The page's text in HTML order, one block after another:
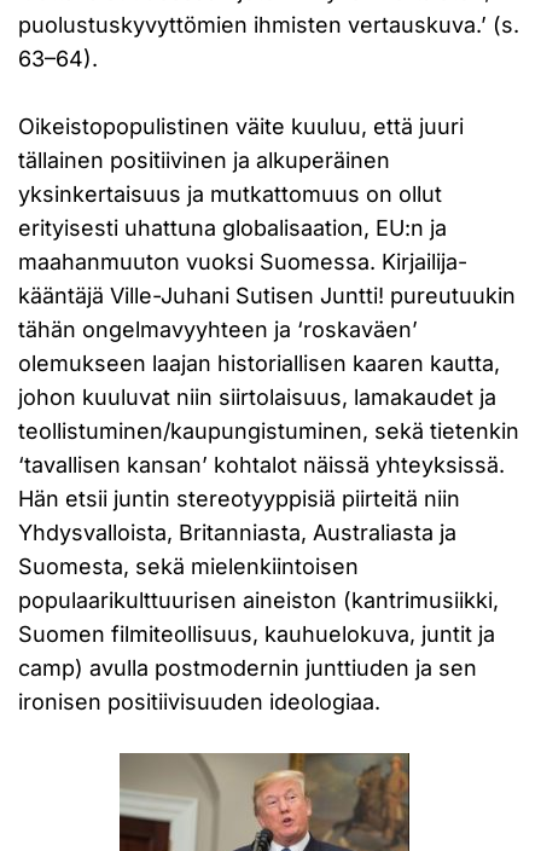
puolustuskyvyttömien ihmisten vertauskuva.’ (s.
63–64).
Oikeistopopulistinen väite kuuluu, että juuri
tällainen positiivinen ja alkuperäinen
yksinkertaisuus ja mutkattomuus on ollut
erityisesti uhattuna globalisaation, EU:n ja
maahanmuuton vuoksi Suomessa. Kirjailija-
kääntäjä Ville-Juhani Sutisen Juntti! pureutuukin
tähän ongelmavyyhteen ja ‘roskaväen’
olemukseen laajan historiallisen kaaren kautta,
johon kuuluvat niin siirtolaisuus, lamakaudet ja
teollistuminen/kaupungistuminen, sekä tietenkin
‘tavallisen kansan’ kohtalot näissä yhteyksissä.
Hän etsii juntin stereotyyppisiä piirteitä niin
Yhdysvalloista, Britanniasta, Australiasta ja
Suomesta, sekä mielenkiintoisen
populaarikulttuurisen aineiston (kantrimusiikki,
Suomen filmiteollisuus, kauhuelokuva, juntit ja
camp) avulla postmodernin junttiuden ja sen
ironisen positiivisuuden ideologiaa.